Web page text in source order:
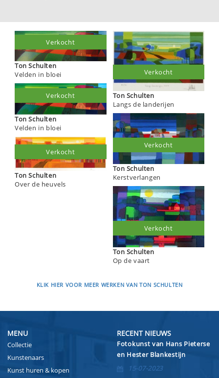
Ton Schulten
Velden in bloei
Verkocht
Ton Schulten
Velden in bloei
Verkocht
Ton Schulten
Over de heuvels
Verkocht
Ton Schulten
Langs de landerijen
Verkocht
Ton Schulten
Kerstverlangen
Verkocht
Ton Schulten
Op de vaart
Verkocht
KLIK HIER VOOR MEER WERKEN VAN TON SCHULTEN
MENU
Collectie
Kunstenaars
Kunst huren & kopen
RECENT NIEUWS
Fotokunst van Hans Pieterse
en Hester Blankestijn
15-07-2023